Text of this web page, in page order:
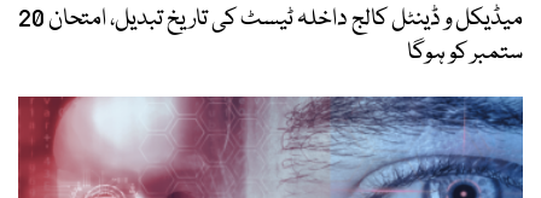
میڈیکل و ڈینٹل کالج داخلہ ٹیسٹ کی تاریخ تبدیل، امتحان 20
ستمبر کو ہوگا